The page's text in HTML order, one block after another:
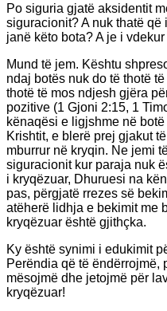
Po siguria gjatë aksidentit
siguracionit? A nuk thatë që
janë këto bota? A je i
Mund të jem. Kështu
ndaj botës nuk do të thotë
thotë të mos ndjesh gjëra
pozitive (1 Gjoni 2:15, 1
kënaqësi e ligjshme në
Krishtit, e blerë prej gjakut
mburrur në kryqin. Ne jemi
siguracionit kur paraja nuk
i kryqëzuar, Dhuruesi na
pas, përgjatë rrezes së
atëherë lidhja e bekimit me
kryqëzuar është gjithçka.
Ky është synimi i edukimit
Perëndia që të ëndërrojmë,
mësojmë dhe jetojmë për
kryqëzuar!